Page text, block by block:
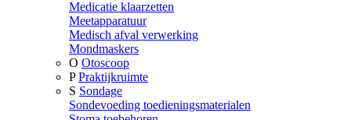
Medicatie klaarzetten
Meetapparatuur
Medisch afval verwerking
Mondmaskers
O Otoscoop
P Praktijkruimte
S Sondage
Sondevoeding toedieningsmaterialen